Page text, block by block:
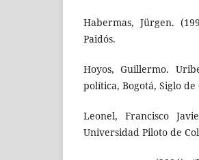
Habermas, Jürgen.
Paidós.
Hoyos, Guillermo.
política, Bogotá, Siglo
Leonel, Francisco
Universidad Piloto de